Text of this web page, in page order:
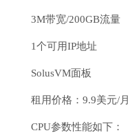
3M带宽/200GB流量
1个可用IP地址
SolusVM面板
租用价格：9.9美元/月
CPU参数性能如下：